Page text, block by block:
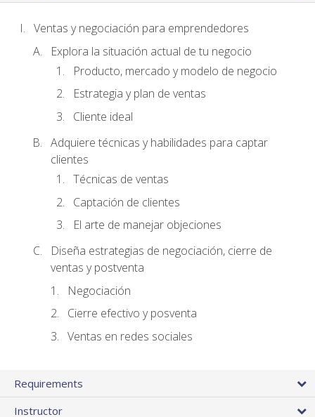
Ventas y negociación para emprendedores
Explora la situación actual de tu negocio
Producto, mercado y modelo de negocio
Estrategia y plan de ventas
Cliente ideal
Adquiere técnicas y habilidades para captar
clientes
Técnicas de ventas
Captación de clientes
El arte de manejar objeciones
Diseña estrategias de negociación, cierre de
ventas y postventa
Negociación
Cierre efectivo y posventa
Ventas en redes sociales
Requirements
Instructor